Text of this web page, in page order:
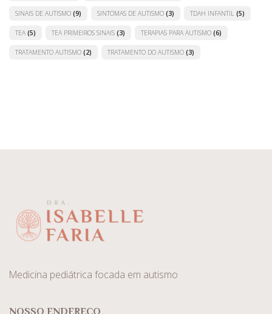
SINAIS DE AUTISMO (9) SINTOMAS DE AUTISMO (3) TDAH INFANTIL (5)
TEA (5) TEA PRIMEIROS SINAIS (3) TERAPIAS PARA AUTISMO (6)
TRATAMENTO AUTISMO (2) TRATAMENTO DO AUTISMO (3)
Medicina pediátrica focada em autismo
NOSSO ENDEREÇO